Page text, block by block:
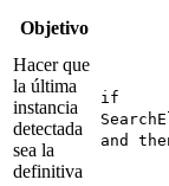
Objetivo
Hacer que
la última
instancia
detectada
sea la
definitiva
if
and